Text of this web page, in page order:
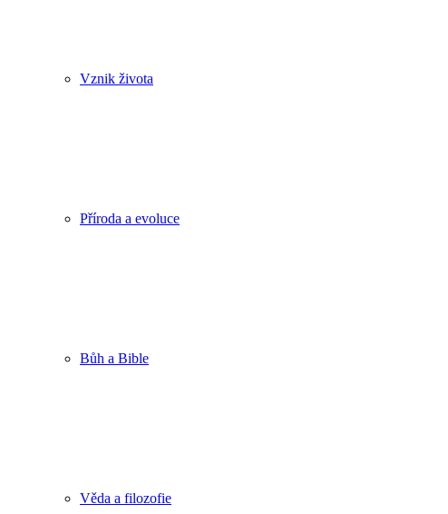
Vznik života
Příroda a evoluce
Bůh a Bible
Věda a filozofie